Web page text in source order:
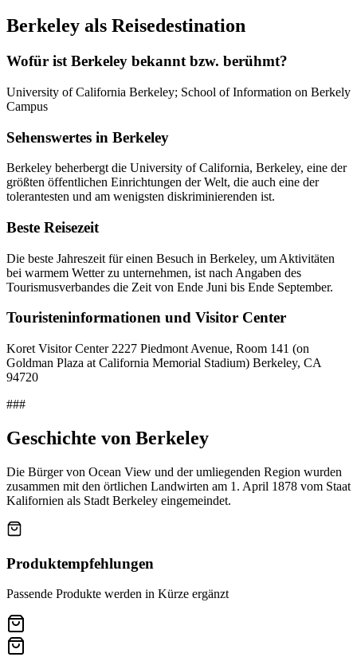
Berkeley als Reisedestination
Wofür ist Berkeley bekannt bzw. berühmt?
University of California Berkeley; School of Information on Berkely
Campus
Sehenswertes in Berkeley
Berkeley beherbergt die University of California, Berkeley, eine der
größten öffentlichen Einrichtungen der Welt, die auch eine der
tolerantesten und am wenigsten diskriminierenden ist.
Beste Reisezeit
Die beste Jahreszeit für einen Besuch in Berkeley, um Aktivitäten
bei warmem Wetter zu unternehmen, ist nach Angaben des
Tourismusverbandes die Zeit von Ende Juni bis Ende September.
Touristeninformationen und Visitor Center
Koret Visitor Center 2227 Piedmont Avenue, Room 141 (on
Goldman Plaza at California Memorial Stadium) Berkeley, CA
94720
###
Geschichte von Berkeley
Die Bürger von Ocean View und der umliegenden Region wurden
zusammen mit den örtlichen Landwirten am 1. April 1878 vom Staat
Kalifornien als Stadt Berkeley eingemeindet.
Produktempfehlungen
Passende Produkte werden in Kürze ergänzt